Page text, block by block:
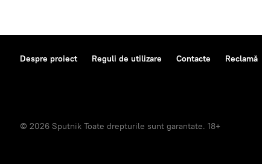
Despre proiect Reguli de utilizare Contacte Reclamă
© 2026 Sputnik Toate drepturile sunt garantate. 18+